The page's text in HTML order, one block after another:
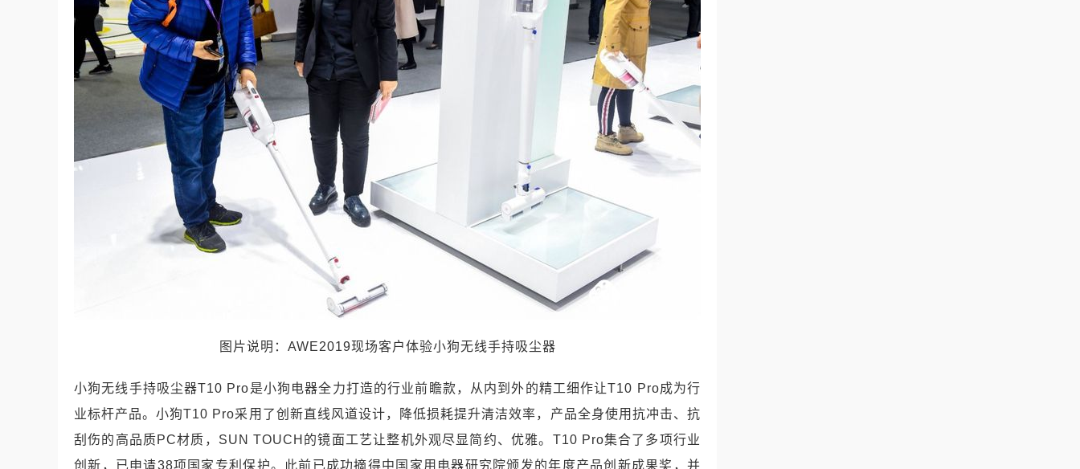
图片说明： AWE2019现场客户体验小狗无线手持吸尘器
小狗无线手持吸尘器T10 Pro是小狗电器全力打造的行业前瞻款，从内到外的精工细作让T10 Pro成为行
业标杆产品。小狗T10 Pro采用了创新直线风道设计，降低损耗提升清洁效率，产品全身使用抗冲击、抗
刮伤的高品质PC材质， SUN TOUCH 的镜面工艺让整机外观尽显简约、优雅。 T10 Pro集合了多项行业
创新，已申请38项国家专利保护。此前已成功摘得中国家用电器研究院颁发的年度产品创新成果奖，并